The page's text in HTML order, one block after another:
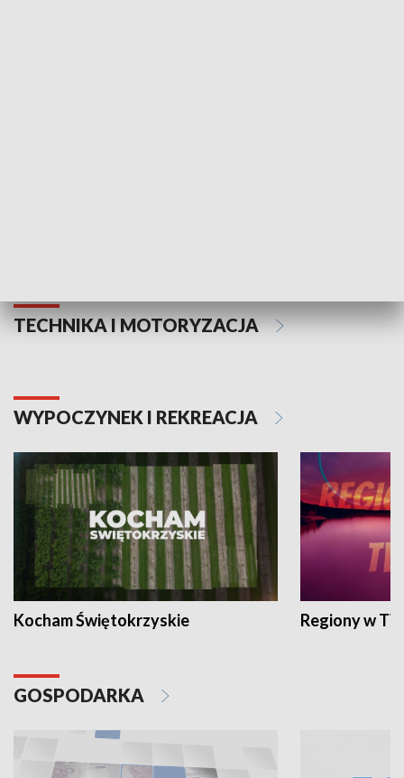
TECHNIKA I MOTORYZACJA
WYPOCZYNEK I REKREACJA
Kocham Świętokrzyskie Regiony w
GOSPODARKA